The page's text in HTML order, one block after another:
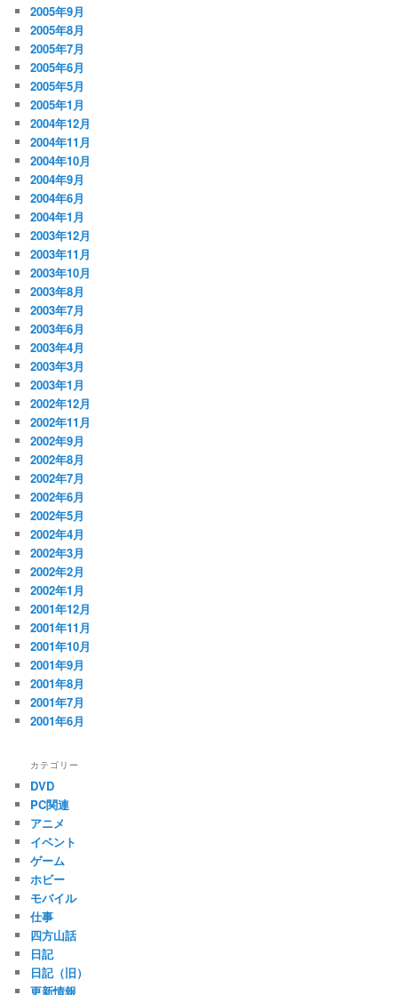
2005年9月
2005年8月
2005年7月
2005年6月
2005年5月
2005年1月
2004年12月
2004年11月
2004年10月
2004年9月
2004年6月
2004年1月
2003年12月
2003年11月
2003年10月
2003年8月
2003年7月
2003年6月
2003年4月
2003年3月
2003年1月
2002年12月
2002年11月
2002年9月
2002年8月
2002年7月
2002年6月
2002年5月
2002年4月
2002年3月
2002年2月
2002年1月
2001年12月
2001年11月
2001年10月
2001年9月
2001年8月
2001年7月
2001年6月
カテゴリー
DVD
PC関連
アニメ
イベント
ゲーム
ホビー
モバイル
仕事
四方山話
日記
日記（旧）
更新情報